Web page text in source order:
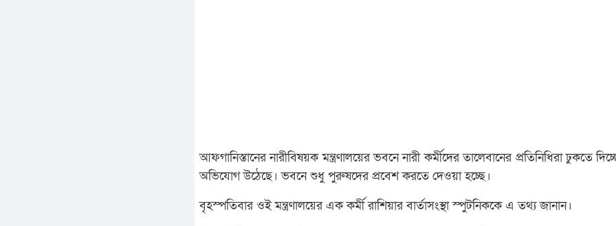
আফগানিস্তানের নারীবিষয়ক মন্ত্রণালয়ের ভবনে নারী কর্মীদের তালেবানের প্রতিনিধিরা ঢুকতে
অভিযোগ উঠেছে। ভবনে শুধু পুরুষদের প্রবেশ করতে দেওয়া হচ্ছে।
বৃহস্পতিবার ওই মন্ত্রণালয়ের এক কর্মী রাশিয়ার বার্তাসংস্থা স্পুটনিককে এ তথ্য জানান।